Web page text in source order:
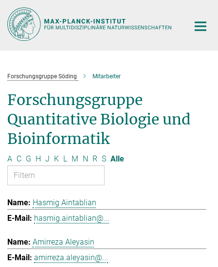
Hauptinhalt
Forschungsgruppe Söding Mitarbeiter
Forschungsgruppe
Quantitative Biologie und
Bioinformatik
A C G H J K L M N R S Alle
Hasmig Aintablian
hasmig.aintablian@...
Amirreza Aleyasin
amirreza.aleyasin@...